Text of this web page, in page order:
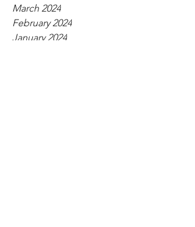
March 2024
February 2024
January 2024